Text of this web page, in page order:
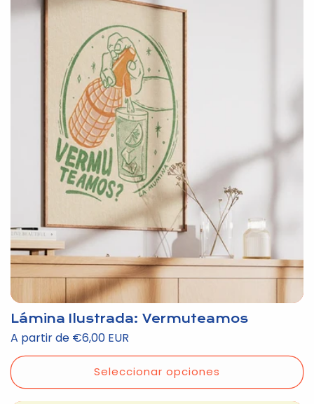
Lámina Ilustrada: Vermuteamos
Precio
habitual
A partir de €6,00 EUR
Seleccionar opciones